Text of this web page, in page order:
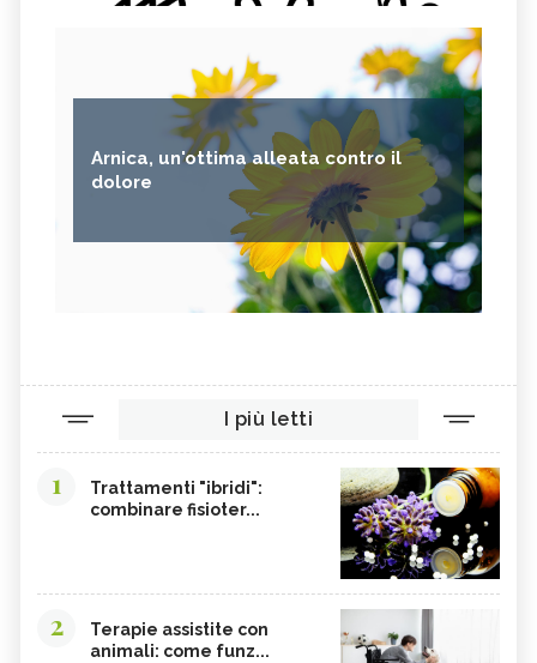
Arnica, un'ottima alleata contro il
dolore
I più letti
1
Trattamenti "ibridi":
combinare fisioter...
2
Terapie assistite con
animali: come funz...